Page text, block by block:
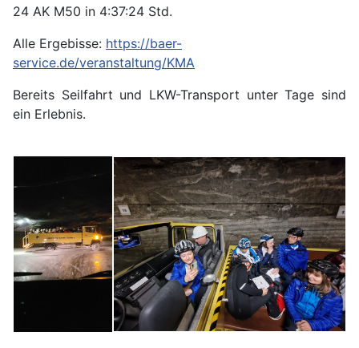
24 AK M50 in 4:37:24 Std.
Alle Ergebisse: https://baer-
service.de/veranstaltung/KMA
Bereits Seilfahrt und LKW-Transport unter Tage sind
ein Erlebnis.